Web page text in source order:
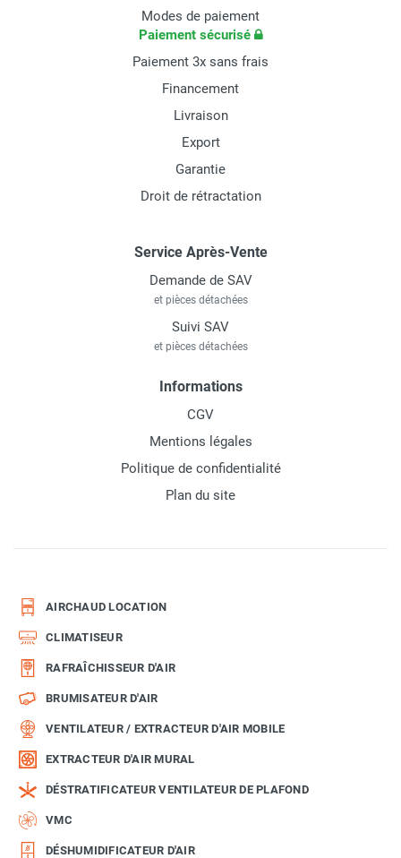
Modes de paiement
Paiement sécurisé
Paiement 3x sans frais
Financement
Livraison
Export
Garantie
Droit de rétractation
Service Après-Vente
Demande de SAV
et pièces détachées
Suivi SAV
et pièces détachées
Informations
CGV
Mentions légales
Politique de confidentialité
Plan du site
AIRCHAUD LOCATION
CLIMATISEUR
RAFRAÎCHISSEUR D'AIR
BRUMISATEUR D'AIR
VENTILATEUR / EXTRACTEUR D'AIR MOBILE
EXTRACTEUR D'AIR MURAL
DÉSTRATIFICATEUR VENTILATEUR DE PLAFOND
VMC
DÉSHUMIDIFICATEUR D'AIR